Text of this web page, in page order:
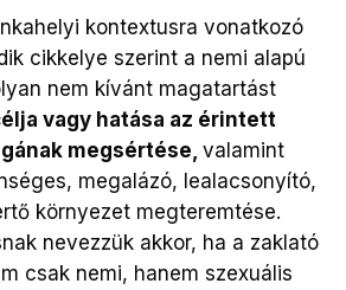
kontextusra vonatkozó
cikkelye szerint a nemi alapú
nem kívánt magatartást
vagy hatása az érintett
megsértése, valamint
megalázó, lealacsonyító,
környezet megteremtése.
nevezzük akkor, ha a zaklató
csak nemi, hanem szexuális